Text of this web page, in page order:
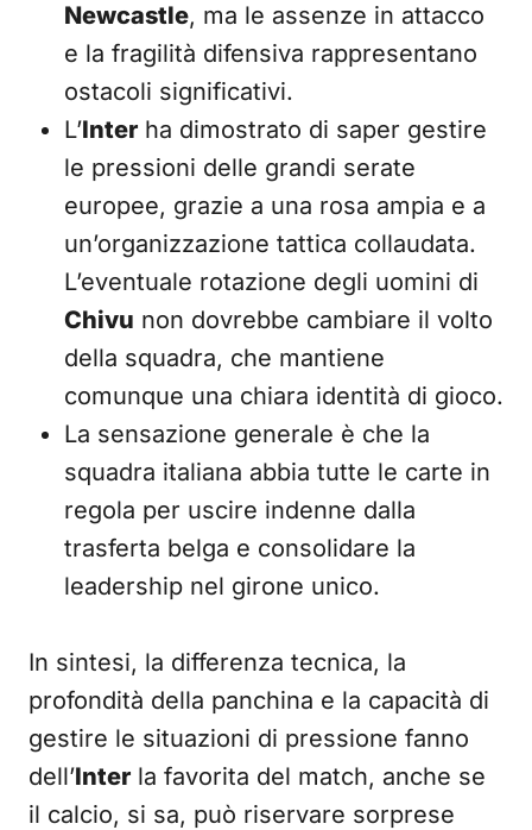
Newcastle, ma le assenze in attacco
e la fragilità difensiva rappresentano
ostacoli significativi.
L’Inter ha dimostrato di saper gestire
le pressioni delle grandi serate
europee, grazie a una rosa ampia e a
un’organizzazione tattica collaudata.
L’eventuale rotazione degli uomini di
Chivu non dovrebbe cambiare il volto
della squadra, che mantiene
comunque una chiara identità di gioco.
La sensazione generale è che la
squadra italiana abbia tutte le carte in
regola per uscire indenne dalla
trasferta belga e consolidare la
leadership nel girone unico.
In sintesi, la differenza tecnica, la
profondità della panchina e la capacità di
gestire le situazioni di pressione fanno
dell’Inter la favorita del match, anche se
il calcio, si sa, può riservare sorprese